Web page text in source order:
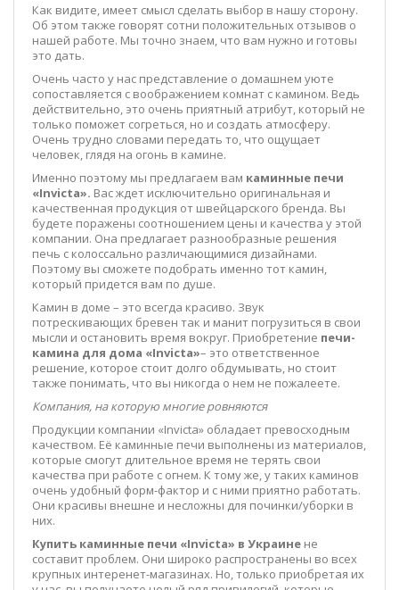
Как видите, имеет смысл сделать выбор в нашу сторону.
Об этом также говорят сотни положительных отзывов о
нашей работе. Мы точно знаем, что вам нужно и готовы
это дать.
Очень часто у нас представление о домашнем уюте
сопоставляется с воображением комнат с камином. Ведь
действительно, это очень приятный атрибут, который не
только поможет согреться, но и создать атмосферу.
Очень трудно словами передать то, что ощущает
человек, глядя на огонь в камине.
Именно поэтому мы предлагаем вам каминные печи
«Invicta». Вас ждет исключительно оригинальная и
качественная продукция от швейцарского бренда. Вы
будете поражены соотношением цены и качества у этой
компании. Она предлагает разнообразные решения
печь с колоссально различающимися дизайнами.
Поэтому вы сможете подобрать именно тот камин,
который придется вам по душе.
Камин в доме – это всегда красиво. Звук
потрескивающих бревен так и манит погрузиться в свои
мысли и остановить время вокруг. Приобретение печи-
камина для дома «Invicta»– это ответственное
решение, которое стоит долго обдумывать, но стоит
также понимать, что вы никогда о нем не пожалеете.
Компания, на которую многие ровняются
Продукции компании «Invicta» обладает превосходным
качеством. Её каминные печи выполнены из материалов,
которые смогут длительное время не терять свои
качества при работе с огнем. К тому же, у таких каминов
очень удобный форм-фактор и с ними приятно работать.
Они красивы внешне и несложны для починки/уборки в
них.
Купить каминные печи «Invicta» в Украине не
составит проблем. Они широко распространены во всех
крупных интеренет-магазинах. Но, только приобретая их